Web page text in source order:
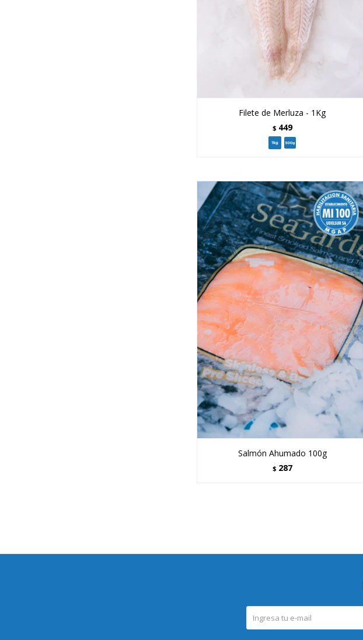
Filete de Merluza - 1Kg
$ 449
Salmón Ahumado 100g
$ 287